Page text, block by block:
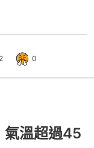
2 0
溫超過45